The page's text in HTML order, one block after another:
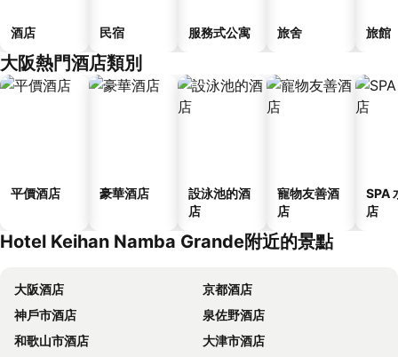
酒店 民宿 服務式公寓 旅舍 旅館
大阪熱門酒店類別
平價酒店 豪華酒店
設泳池的酒
店
寵物友善酒
店
SPA
店
Hotel Keihan Namba Grande附近的景點
大阪酒店
京都酒店
神戶市酒店
泉佐野酒店
和歌山市酒店
大津市酒店